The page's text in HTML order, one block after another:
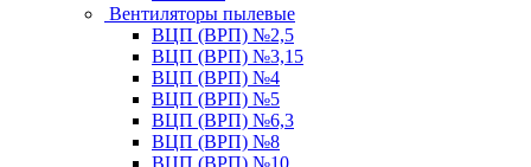
Вентиляторы пылевые
ВЦП (ВРП) №2,5
ВЦП (ВРП) №3,15
ВЦП (ВРП) №4
ВЦП (ВРП) №5
ВЦП (ВРП) №6,3
ВЦП (ВРП) №8
ВЦП (ВРП) №10